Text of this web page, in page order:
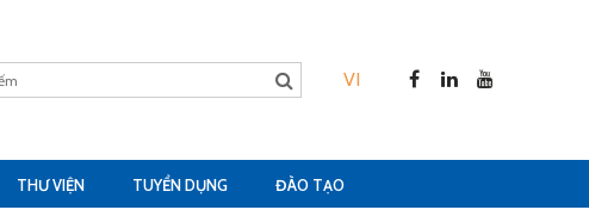
VI
THƯ VIỆN TUYỂN DỤNG ĐÀO TẠO